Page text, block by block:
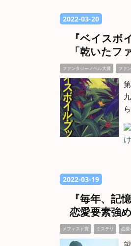
2022-03-20
『ベイス
「乾いたフ
ファンタジーノベル大賞 ファ
2022-03-19
『毎年、
恋愛要素強
メフィスト賞 ミステリ 恋